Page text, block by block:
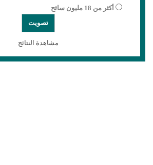
أكثر من 18 مليون سائح
مشاهدة النتائج